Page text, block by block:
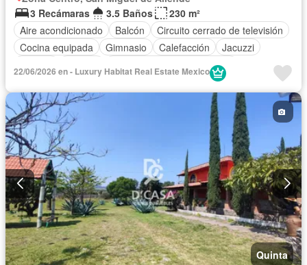
3 Recámaras
3.5 Baños
230 m²
Aire acondicionado
Balcón
Circuito cerrado de televisión
Cocina equipada
Gimnasio Calefacción
Jacuzzi
Completamente amueblado
22/06/2026 en - Luxury Habitat Real Estate Mexico
Quinta